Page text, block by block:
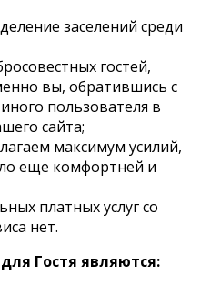
заселений среди
гостей,
вы, обратившись с
пользователя в
сайта;
максимум усилий,
еще комфортней и
платных услуг со
нет.
Гостя являются: